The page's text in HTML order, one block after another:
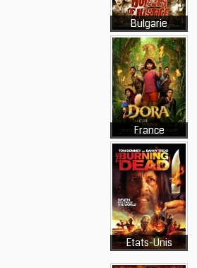
Bulgarie
France
Etats-Unis